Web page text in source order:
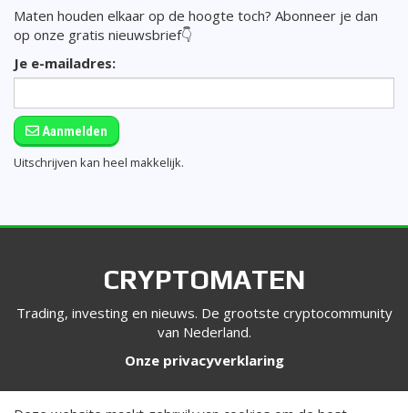
Maten houden elkaar op de hoogte toch? Abonneer je dan
op onze gratis nieuwsbrief👇
Je e-mailadres:
Aanmelden
Uitschrijven kan heel makkelijk.
CRYPTOMATEN
Trading, investing en nieuws. De grootste cryptocommunity
van Nederland.
Onze privacyverklaring
VOLG ONS